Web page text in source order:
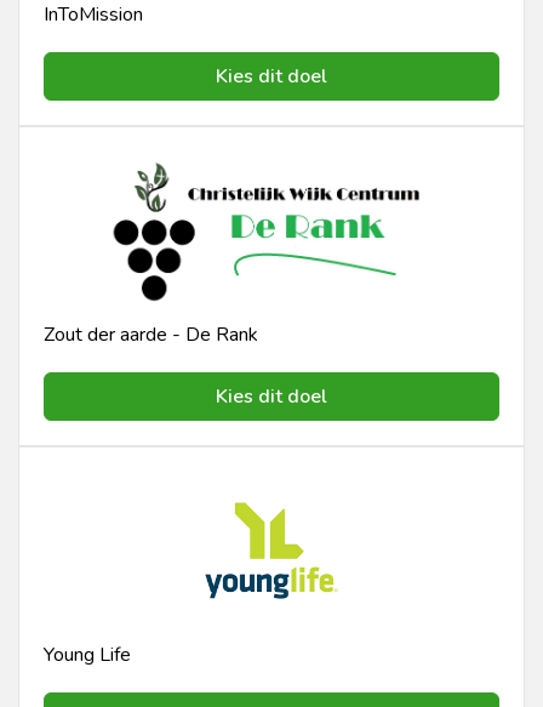
InToMission
Kies dit doel
Zout der aarde - De Rank
Kies dit doel
Young Life